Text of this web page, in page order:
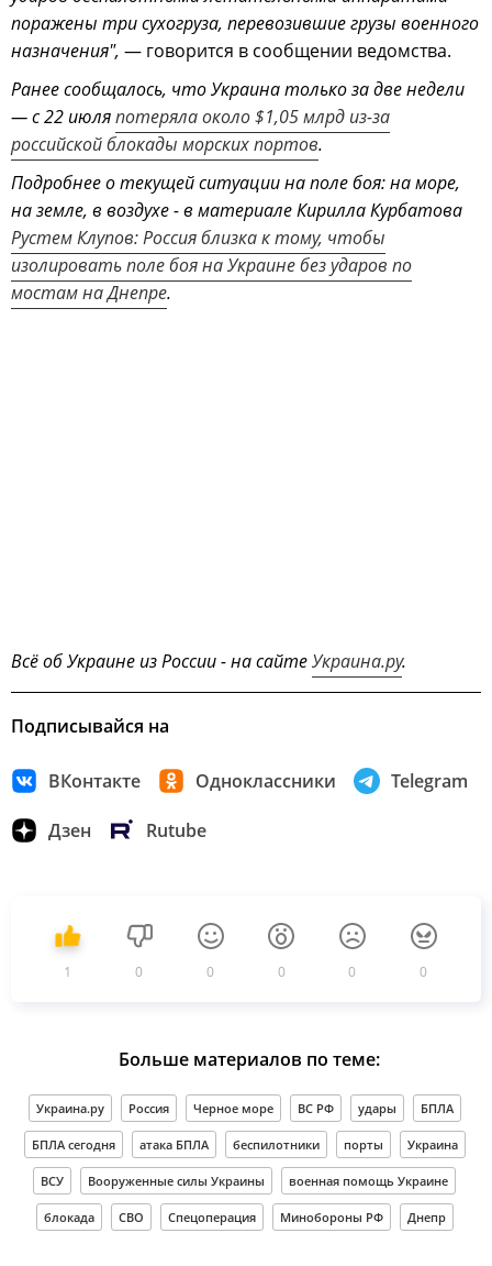
поражены три сухогруза, перевозившие грузы военного
назначения", — говорится в сообщении ведомства.
Ранее сообщалось, что Украина только за две недели
— с 22 июляпотеряла около $1,05 млрд из-за
российской блокады морских портов.
Подробнее о текущей ситуации на поле боя: на море,
на земле, в воздухе - в материале Кирилла Курбатова
Рустем Клупов: Россия близка к тому, чтобы
изолировать поле боя на Украине без ударов по
мостам на Днепре.
Всё об Украине из России - на сайтеУкраина.ру.
Подписывайся на
ВКонтакте Одноклассники Telegram
Дзен Rutube
1 0 0 0 0 0
Больше материалов по теме:
Украина.ру Россия Черное море ВС РФ удары БПЛА
БПЛА сегодня атака БПЛА беспилотники порты Украина
ВСУ Вооруженные силы Украины военная помощь Украине
блокада СВО Спецоперация Минобороны РФ Днепр